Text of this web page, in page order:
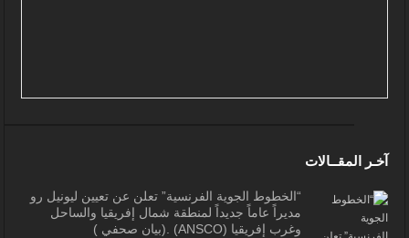
آخـر المقــالات
“الخطوط الجوية الفرنسية” تعلن عن تعيين ليونيل رو
مديراً عاماً جديداً لمنطقة شمال إفريقيا والساحل
وغرب إفريقيا (ANSCO) .(بيان صحفي )